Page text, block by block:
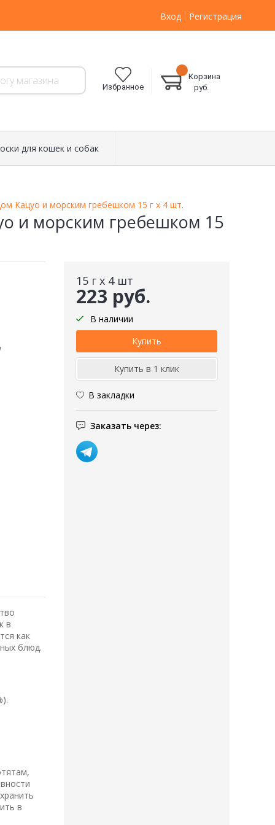
Вход Регистрация
Избранное
Корзина
руб.
для кошек и собак
Кацуо и морским гребешком 15 г х 4 шт.
и морским гребешком 15
15 г х 4 шт
223 руб.
В наличии
В закладки
Заказать через:
в
как
блюд.
в